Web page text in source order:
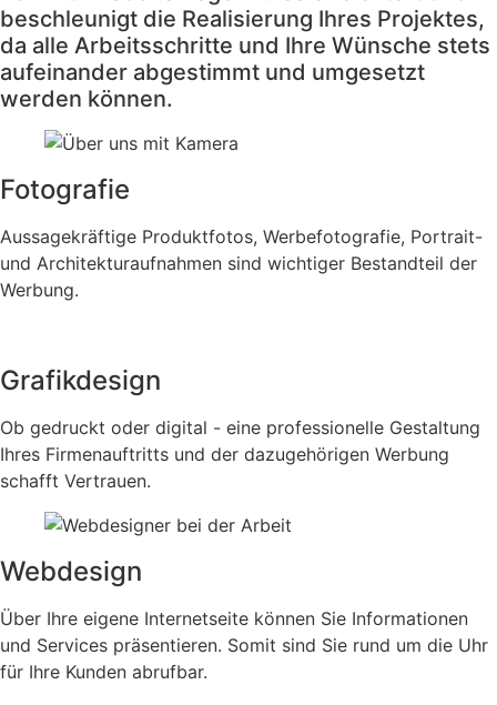
beschleunigt die Realisierung Ihres Projektes,
da alle Arbeitsschritte und Ihre Wünsche stets
aufeinander abgestimmt und umgesetzt
werden können.
Fotografie
Aussagekräftige Produktfotos, Werbefotografie, Portrait-
und Architekturaufnahmen sind wichtiger Bestandteil der
Werbung.
Grafikdesign
Ob gedruckt oder digital - eine professionelle Gestaltung
Ihres Firmenauftritts und der dazugehörigen Werbung
schafft Vertrauen.
Webdesign
Über Ihre eigene Internetseite können Sie Informationen
und Services präsentieren. Somit sind Sie rund um die Uhr
für Ihre Kunden abrufbar.